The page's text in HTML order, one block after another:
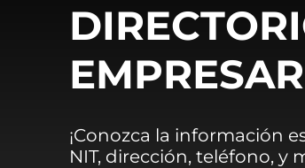
¡Conozca la información
NIT, dirección, teléfono, y